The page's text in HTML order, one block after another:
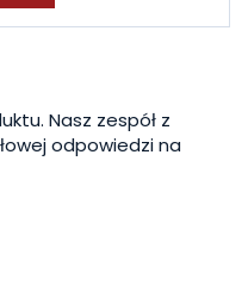
Nasz zespół z
odpowiedzi na